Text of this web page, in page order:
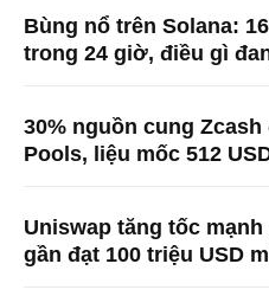
Bùng nổ trên Solana:
trong 24 giờ, điều gì
30% nguồn cung
Pools, liệu mốc 512
Uniswap tăng tốc
gần đạt 100 triệu USD